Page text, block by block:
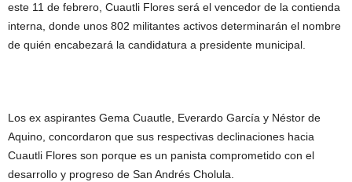
este 11 de febrero, Cuautli Flores será el vencedor de la contienda
interna, donde unos 802 militantes activos determinarán el nombre
de quién encabezará la candidatura a presidente municipal.
Los ex aspirantes Gema Cuautle, Everardo García y Néstor de
Aquino, concordaron que sus respectivas declinaciones hacia
Cuautli Flores son porque es un panista comprometido con el
desarrollo y progreso de San Andrés Cholula.